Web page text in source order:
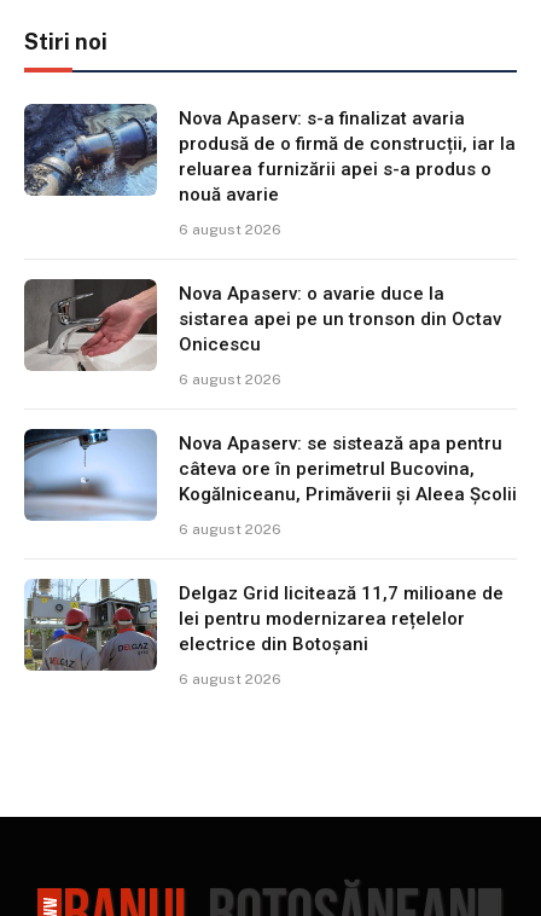
Stiri noi
Nova Apaserv: s-a finalizat avaria
produsă de o firmă de construcții, iar la
reluarea furnizării apei s-a produs o
nouă avarie
6 august 2026
Nova Apaserv: o avarie duce la
sistarea apei pe un tronson din Octav
Onicescu
6 august 2026
Nova Apaserv: se sistează apa pentru
câteva ore în perimetrul Bucovina,
Kogălniceanu, Primăverii și Aleea Școlii
6 august 2026
Delgaz Grid licitează 11,7 milioane de
lei pentru modernizarea rețelelor
electrice din Botoșani
6 august 2026